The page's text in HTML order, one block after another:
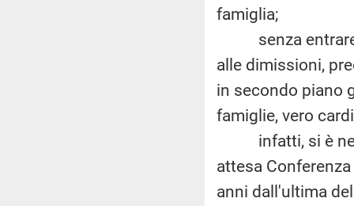
famiglia;
senza entrare
alle dimissioni,
in secondo piano
famiglie, vero
infatti, si è
attesa
anni dall'ultima